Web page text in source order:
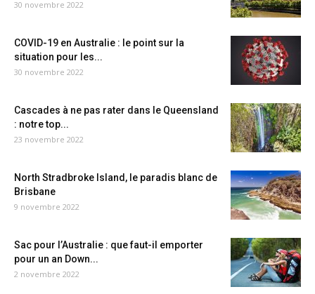
30 novembre 2022
COVID-19 en Australie : le point sur la
situation pour les...
30 novembre 2022
Cascades à ne pas rater dans le Queensland
: notre top...
23 novembre 2022
North Stradbroke Island, le paradis blanc de
Brisbane
9 novembre 2022
Sac pour l’Australie : que faut-il emporter
pour un an Down...
2 novembre 2022